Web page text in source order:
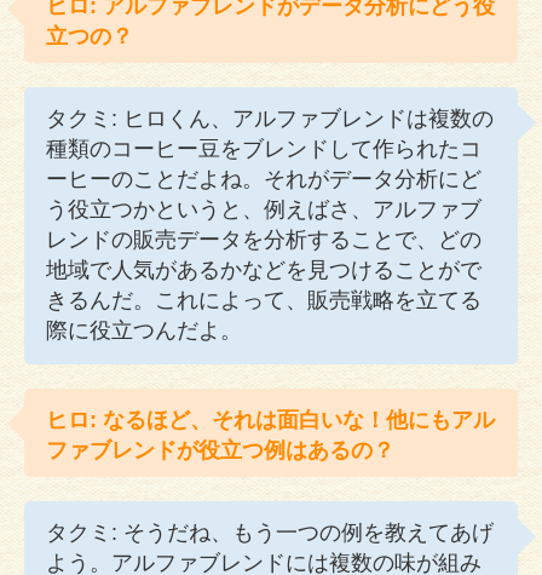
ヒロ: アルファブレンドがデータ分析にどう役
立つの？
タクミ: ヒロくん、アルファブレンドは複数の
種類のコーヒー豆をブレンドして作られたコ
ーヒーのことだよね。それがデータ分析にど
う役立つかというと、例えばさ、アルファブ
レンドの販売データを分析することで、どの
地域で人気があるかなどを見つけることがで
きるんだ。これによって、販売戦略を立てる
際に役立つんだよ。
ヒロ: なるほど、それは面白いな！他にもアル
ファブレンドが役立つ例はあるの？
タクミ: そうだね、もう一つの例を教えてあげ
よう。アルファブレンドには複数の味が組み